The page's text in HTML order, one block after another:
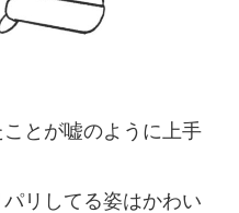
とが嘘のように上手
リしてる姿はかわい